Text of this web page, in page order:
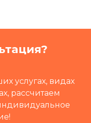
услугах, видах
рассчитаем